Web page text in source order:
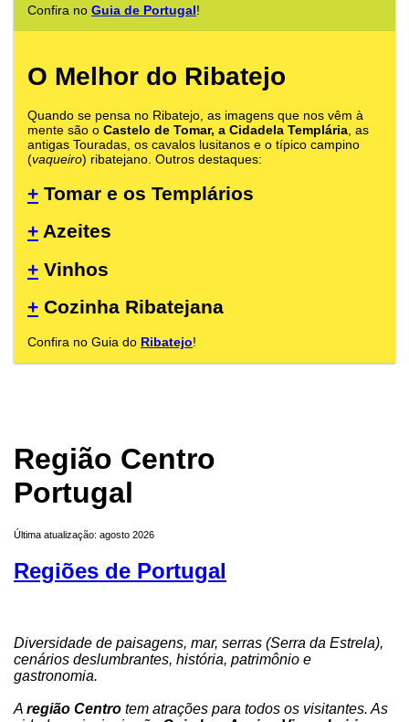
Confira no Guia de Portugal!
O Melhor do Ribatejo
Quando se pensa no Ribatejo, as imagens que nos vêm à
mente são o Castelo de Tomar, a Cidadela Templária, as
antigas Touradas, os cavalos lusitanos e o típico campino
(vaqueiro) ribatejano. Outros destaques:
+ Tomar e os Templários
+ Azeites
+ Vinhos
+ Cozinha Ribatejana
Confira no Guia do Ribatejo!
Região Centro
Portugal
Última atualização: agosto 2026
Regiões de Portugal
Diversidade de paisagens, mar, serras (Serra da Estrela),
cenários deslumbrantes, história, patrimônio e
gastronomia.
A região Centro tem atrações para todos os visitantes. As